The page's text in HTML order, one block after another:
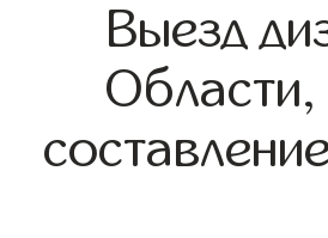
Выезд
Области,